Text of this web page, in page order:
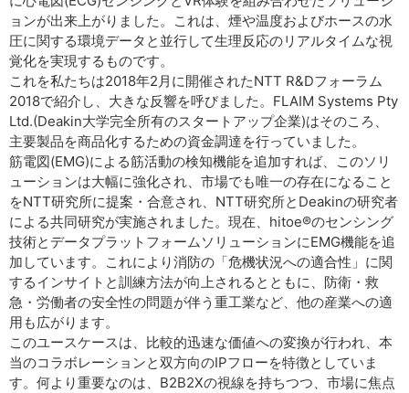
ョンが出来上がりました。これは、煙や温度およびホースの水
圧に関する環境データと並行して生理反応のリアルタイムな視
覚化を実現するものです。
これを私たちは2018年2月に開催されたNTT R&Dフォーラム
2018で紹介し、大きな反響を呼びました。FLAIM Systems Pty
Ltd.(Deakin大学完全所有のスタートアップ企業)はそのころ、
主要製品を商品化するための資金調達を行っていました。
筋電図(EMG)による筋活動の検知機能を追加すれば、このソリ
ューションは大幅に強化され、市場でも唯一の存在になること
をNTT研究所に提案・合意され、NTT研究所とDeakinの研究者
による共同研究が実施されました。現在、hitoe®のセンシング
技術とデータプラットフォームソリューションにEMG機能を追
加しています。これにより消防の「危機状況への適合性」に関
するインサイトと訓練方法が向上されるとともに、防衛・救
急・労働者の安全性の問題が伴う重工業など、他の産業への適
用も広がります。
このユースケースは、比較的迅速な価値への変換が行われ、本
当のコラボレーションと双方向のIPフローを特徴としていま
す。何より重要なのは、B2B2Xの視線を持ちつつ、市場に焦点